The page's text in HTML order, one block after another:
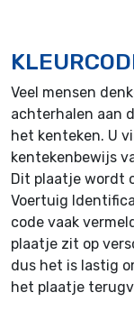
Veel mensen
achterhalen aan
het kenteken. U
kentekenbewijs
Dit plaatje wordt
Voertuig
code vaak
plaatje zit op
dus het is lastig
het plaatje